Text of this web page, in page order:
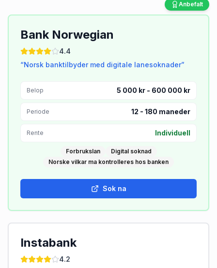
Anbefalt
Bank Norwegian
4.4
“Norsk banktilbyder med digitale lanesoknader”
Belop 5 000 kr - 600 000 kr
Periode 12 - 180 maneder
Rente Individuell
Forbrukslan
Digital soknad
Norske vilkar ma kontrolleres hos banken
Sok na
Instabank
4.2